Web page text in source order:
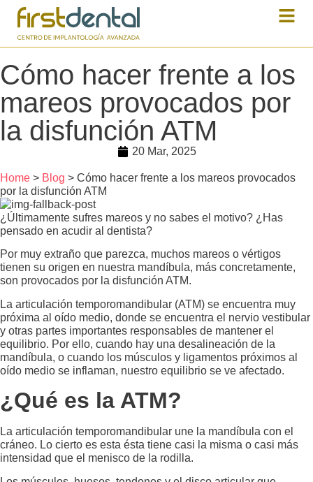
Cómo hacer frente a los
mareos provocados por
la disfunción ATM
20 Mar, 2025
Home > Blog > Cómo hacer frente a los mareos provocados
por la disfunción ATM
¿Últimamente sufres mareos y no sabes el motivo? ¿Has
pensado en acudir al dentista?
Por muy extraño que parezca, muchos mareos o vértigos
tienen su origen en nuestra mandíbula, más concretamente,
son provocados por la disfunción ATM.
La articulación temporomandibular (ATM) se encuentra muy
próxima al oído medio, donde se encuentra el nervio vestibular
y otras partes importantes responsables de mantener el
equilibrio. Por ello, cuando hay una desalineación de la
mandíbula, o cuando los músculos y ligamentos próximos al
oído medio se inflaman, nuestro equilibrio se ve afectado.
¿Qué es la ATM?
La articulación temporomandibular une la mandíbula con el
cráneo. Lo cierto es esta ésta tiene casi la misma o casi más
intensidad que el menisco de la rodilla.